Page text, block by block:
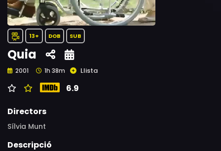
13+ DOB SUB
Quia
2001 1h 38m Llista
6.9
Directors
Sílvia Munt
Descripció